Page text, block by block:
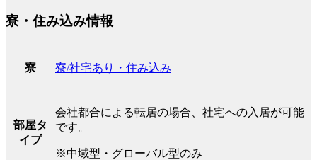
寮・住み込み情報
寮 寮/社宅あり・住み込み
部屋タ
イプ
会社都合による転居の場合、社宅への入居が可能
です。
※中域型・グローバル型のみ